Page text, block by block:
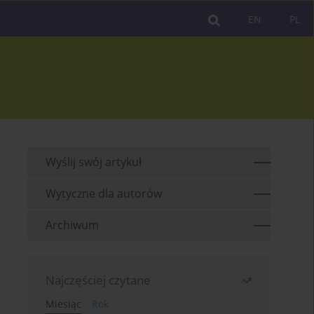
PL
EN
Wyślij swój artykuł
Wytyczne dla autorów
Archiwum
Najczęściej czytane
Miesiąc
Rok